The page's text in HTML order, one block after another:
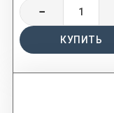
−
КУПИТЬ